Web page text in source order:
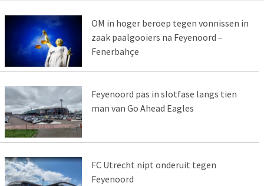
OM in hoger beroep tegen vonnissen in
zaak paalgooiers na Feyenoord –
Fenerbahçe
Feyenoord pas in slotfase langs tien
man van Go Ahead Eagles
FC Utrecht nipt onderuit tegen
Feyenoord